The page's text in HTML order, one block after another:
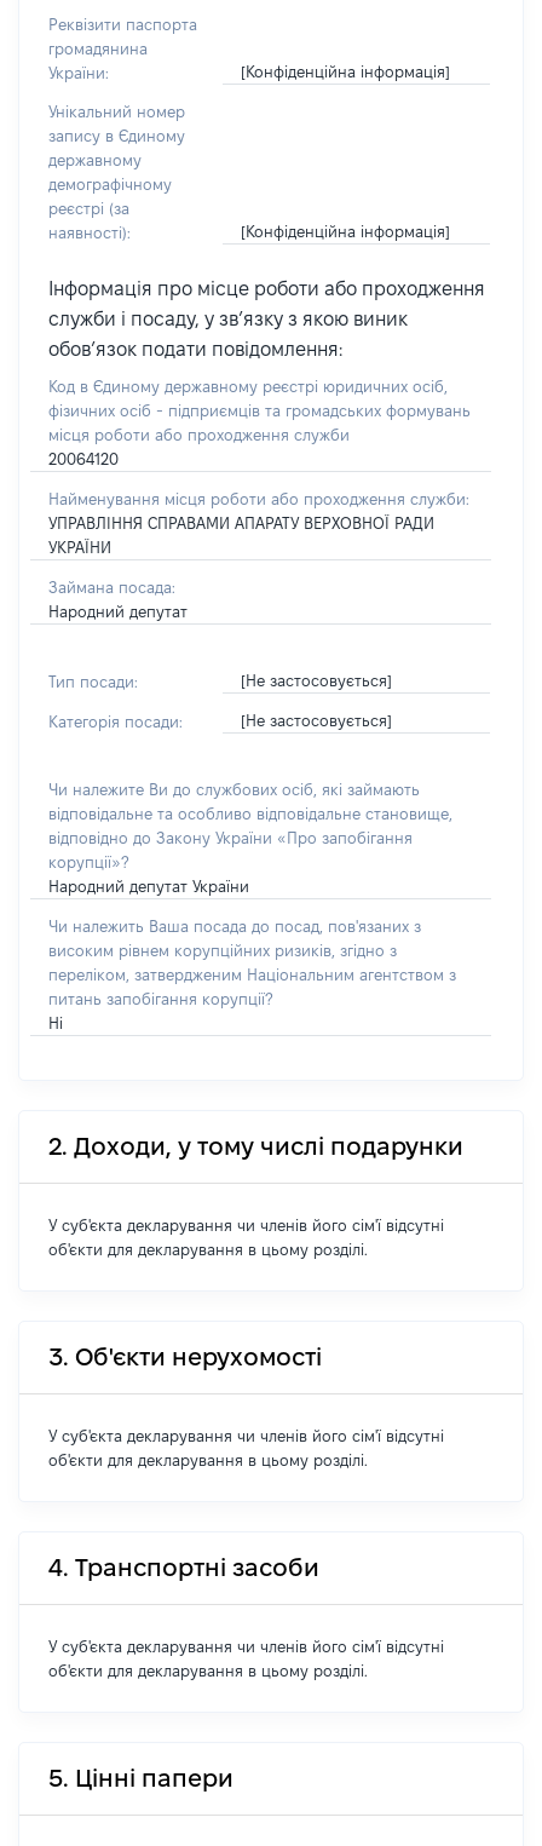
Реквізити паспорта
громадянина
України:
[Конфіденційна інформація]
Унікальний номер
запису в Єдиному
державному
демографічному
реєстрі (за
наявності):
[Конфіденційна інформація]
Інформація про місце роботи або проходження
служби і посаду, у зв’язку з якою виник
обов’язок подати повідомлення:
Код в Єдиному державному реєстрі юридичних осіб,
фізичних осіб - підприємців та громадських формувань
місця роботи або проходження служби
20064120
Найменування місця роботи або проходження служби:
УПРАВЛІННЯ СПРАВАМИ АПАРАТУ ВЕРХОВНОЇ РАДИ
УКРАЇНИ
Займана посада:
Народний депутат
Тип посади: [Не застосовується]
Категорія посади: [Не застосовується]
Чи належите Ви до службових осіб, які займають
відповідальне та особливо відповідальне становище,
відповідно до Закону України «Про запобігання
корупції»?
Народний депутат України
Чи належить Ваша посада до посад, пов'язаних з
високим рівнем корупційних ризиків, згідно з
переліком, затвердженим Національним агентством з
питань запобігання корупції?
Ні
2. Доходи, у тому числі подарунки
У суб'єкта декларування чи членів його сім'ї відсутні
об'єкти для декларування в цьому розділі.
3. Об'єкти нерухомості
У суб'єкта декларування чи членів його сім'ї відсутні
об'єкти для декларування в цьому розділі.
4. Транспортні засоби
У суб'єкта декларування чи членів його сім'ї відсутні
об'єкти для декларування в цьому розділі.
5. Цінні папери